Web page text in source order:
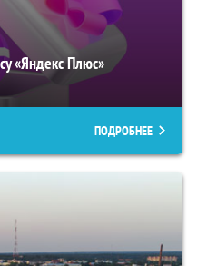
«Яндекс Плюс»
ПОДРОБНЕЕ